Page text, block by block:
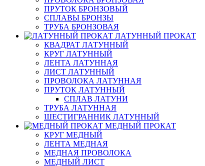
ПРУТОК БРОНЗОВЫЙ
СПЛАВЫ БРОНЗЫ
ТРУБА БРОНЗОВАЯ
ЛАТУННЫЙ ПРОКАТ
КВАДРАТ ЛАТУННЫЙ
КРУГ ЛАТУННЫЙ
ЛЕНТА ЛАТУННАЯ
ЛИСТ ЛАТУННЫЙ
ПРОВОЛОКА ЛАТУННАЯ
ПРУТОК ЛАТУННЫЙ
СПЛАВ ЛАТУНИ
ТРУБА ЛАТУННАЯ
ШЕСТИГРАННИК ЛАТУННЫЙ
МЕДНЫЙ ПРОКАТ
КРУГ МЕДНЫЙ
ЛЕНТА МЕДНАЯ
МЕДНАЯ ПРОВОЛОКА
МЕДНЫЙ ЛИСТ